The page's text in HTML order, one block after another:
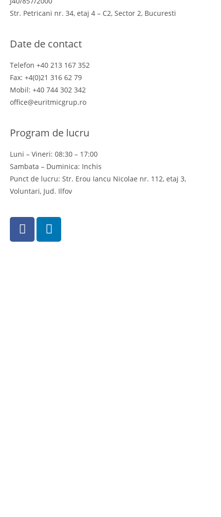
Str. Petricani nr. 34, etaj 4 – C2, Sector 2, Bucuresti
Date de contact
Telefon +40 213 167 352
Fax: +4(0)21 316 62 79
Mobil: +40 744 302 342
office@euritmicgrup.ro
Program de lucru
Luni – Vineri: 08:30 – 17:00
Sambata – Duminica: Inchis
Punct de lucru: Str. Erou Iancu Nicolae nr. 112, etaj 3,
Voluntari, Jud. Ilfov